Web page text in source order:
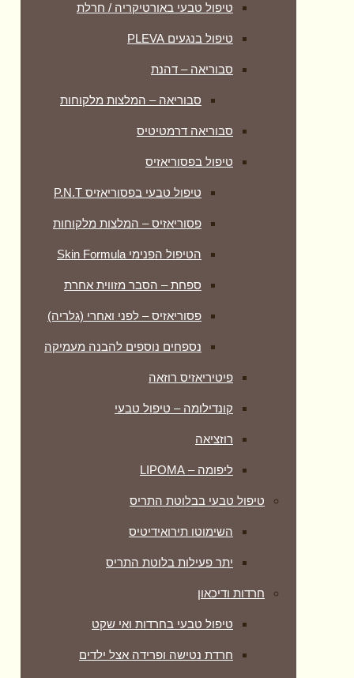
טיפול טבעי באורטיקריה / חרלת
טיפול בנגעים PLEVA
סבוריאה – דהנת
סבוריאה – המלצות מלקוחות
סבוריאה דרמטיטיס
טיפול בפסוריאזיס
טיפול טבעי בפסוריאזיס P.N.T
פסוריאזיס – המלצות מלקוחות
הטיפול הפנימי Skin Formula
ספחת – הסבר מזווית אחרת
פסוריאזיס – לפני ואחרי (גלריה)
נספחים נוספים להבנה מעמיקה
פיטיריאזיס רוזאה
קונדילומה – טיפול טבעי
רוזציאה
ליפומה – LIPOMA
טיפול טבעי בבלוטת התריס
השימוטו תירואידיטיס
יתר פעילות בלוטת התריס
חרדות ודיכאון
טיפול טבעי בחרדות ואי שקט
חרדת נטישה ופרידה אצל ילדים